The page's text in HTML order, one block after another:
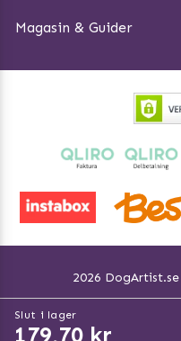
Magasin & Guider
Hundbäddar
2026
Svenska
Slut i lager
179,70 kr